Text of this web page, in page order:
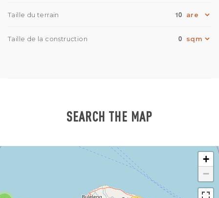
Taille du terrain 10
Taille de la construction 0
SEARCH THE MAP
+
−